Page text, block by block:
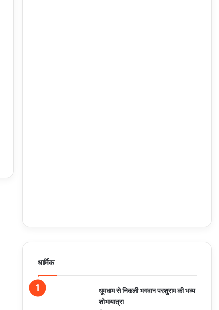
धार्मिक
धूमधाम से निकली भगवान परशुराम की भव्य
शोभायात्रा